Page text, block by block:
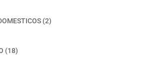
22
1818